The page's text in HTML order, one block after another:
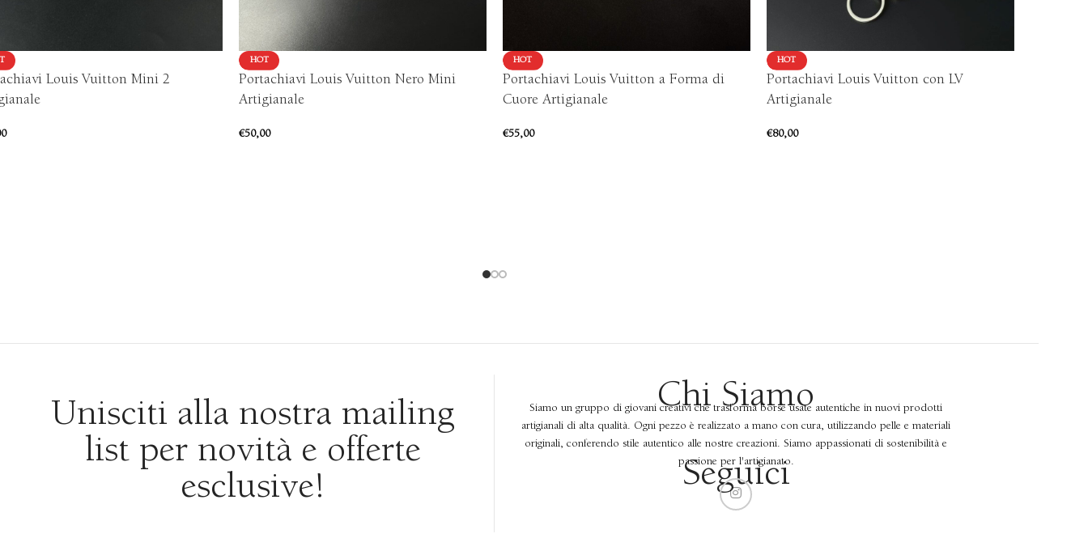
Louis Vuitton Mini 2
HOT
Portachiavi Louis Vuitton Nero Mini
Artigianale
€50,00
HOT
Portachiavi Louis Vuitton a Forma di
Cuore Artigianale
€55,00
HOT
Portachiavi Louis Vuitton con LV
Artigianale
€80,00
Unisciti alla nostra mailing
list per novità e offerte
esclusive!
Chi Siamo
Siamo un gruppo di giovani creativi che trasforma borse usate autentiche in nuovi prodotti
artigianali di alta qualità. Ogni pezzo è realizzato a mano con cura, utilizzando pelle e materiali
originali, conferendo stile autentico alle nostre creazioni. Siamo appassionati di sostenibilità e
passione per l'artigianato.
Seguici